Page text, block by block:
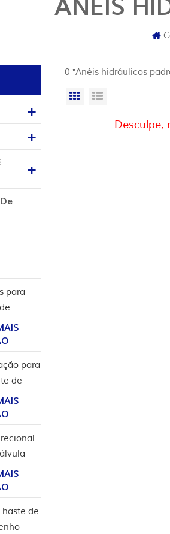
ANÉIS
0 "Anéis hidráulicos
Vista da grade
Desculpe,
para
para
de
poço
haste de